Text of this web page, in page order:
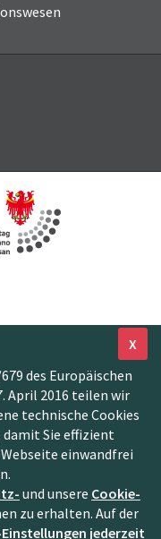
X
des Europäischen
April 2016 teilen wir
technische Cookies
Sie effizient
einwandfrei
und unsere Cookie-
zu erhalten. Auf der
jederzeit